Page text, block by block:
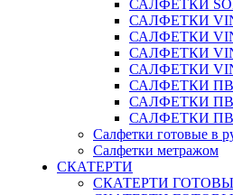
САЛФЕТКИ
САЛФЕТКИ
САЛФЕТКИ
САЛФЕТКИ
САЛФЕТКИ
САЛФЕТКИ
САЛФЕТКИ
САЛФЕТКИ
Салфетки готовые в
Салфетки метражом
СКАТЕРТИ
СКАТЕРТИ